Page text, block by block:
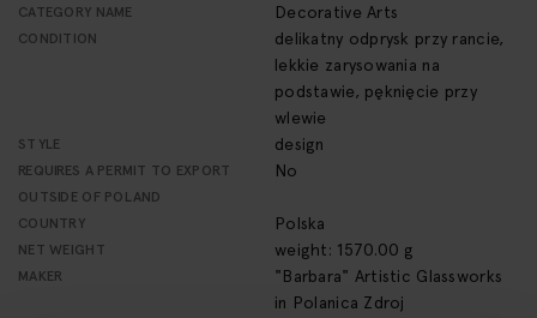
CATEGORY NAME Decorative Arts
CONDITION
delikatny odprysk przy rancie,
lekkie zarysowania na
podstawie, pęknięcie przy
wlewie
STYLE design
REQUIRES A PERMIT TO EXPORT
OUTSIDE OF POLAND
No
COUNTRY Polska
NET WEIGHT weight: 1570.00 g
MAKER
"Barbara" Artistic Glassworks
in Polanica Zdroj